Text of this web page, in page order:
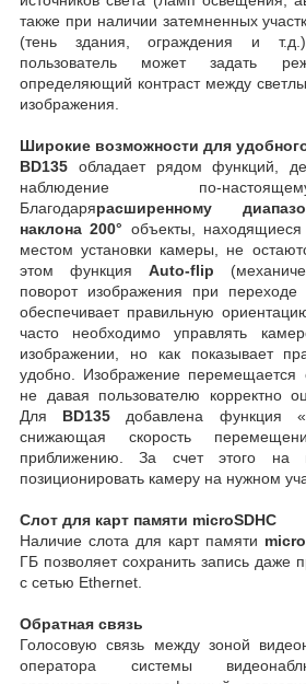
также при наличии затемненных
(тень здания, ограждения и
пользователь может задать
определяющий контраст между
изображения.
Широкие возможности для
BD135 обладает рядом функций,
наблюдение по-
Благодарярасширенному
наклона 200° объекты,
местом установки камеры, не
этом функция Auto-flip
поворот изображения при
обеспечивает правильную
часто необходимо управлять
изображении, но как показывает
удобно. Изображение перемещается
не давая пользователю корректно
Для BD135 добавлена функция «
снижающая скорость
приближению. За счет этого на
позиционировать камеру на нужном
Слот для карт памяти microSDHC
Наличие слота для карт памяти
ГБ позволяет сохранить запись даже
с сетью Ethernet.
Обратная связь
Голосовую связь между зоной
оператора системы